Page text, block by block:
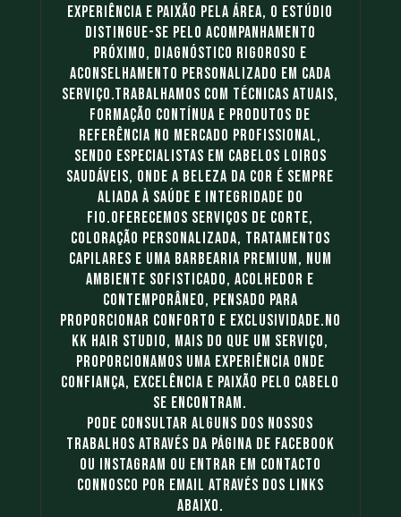
experiência e paixão pela área, o estúdio
distingue-se pelo acompanhamento
próximo, diagnóstico rigoroso e
aconselhamento personalizado em cada
serviço.Trabalhamos com técnicas atuais,
formação contínua e produtos de
referência no mercado profissional,
sendo especialistas em cabelos loiros
saudáveis, onde a beleza da cor é sempre
aliada à saúde e integridade do
fio.Oferecemos serviços de corte,
coloração personalizada, tratamentos
capilares e uma barbearia premium, num
ambiente sofisticado, acolhedor e
contemporâneo, pensado para
proporcionar conforto e exclusividade.No
KK Hair Studio, mais do que um serviço,
proporcionamos uma experiência onde
confiança, excelência e paixão pelo cabelo
se encontram.
Pode consultar alguns dos nossos
trabalhos através da página de Facebook
ou Instagram ou entrar em contacto
connosco por email através dos links
abaixo.